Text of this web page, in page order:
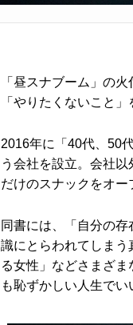
「昼スナブーム」の
「やりたくないこと
2016年に「40代、50
う会社を設立。会社
だけのスナックをオー
同書には、「自分の
識にとらわれてしま
る女性」などさまざ
も恥ずかしい人生でい